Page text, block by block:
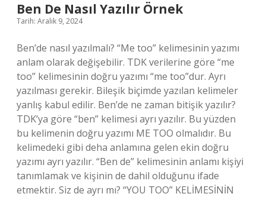
Ben De Nasıl Yazılır Örnek
Tarih: Aralık 9, 2024
Ben’de nasıl yazılmalı? “Me too” kelimesinin yazımı
anlam olarak değişebilir. TDK verilerine göre “me
too” kelimesinin doğru yazımı “me too”dur. Ayrı
yazılması gerekir. Bileşik biçimde yazılan kelimeler
yanlış kabul edilir. Ben’de ne zaman bitişik yazılır?
TDK’ya göre “ben” kelimesi ayrı yazılır. Bu yüzden
bu kelimenin doğru yazımı ME TOO olmalıdır. Bu
kelimedeki gibi deha anlamına gelen ekin doğru
yazımı ayrı yazılır. “Ben de” kelimesinin anlamı kişiyi
tanımlamak ve kişinin de dahil olduğunu ifade
etmektir. Siz de ayrı mı? “YOU TOO” KELİMESİNİN